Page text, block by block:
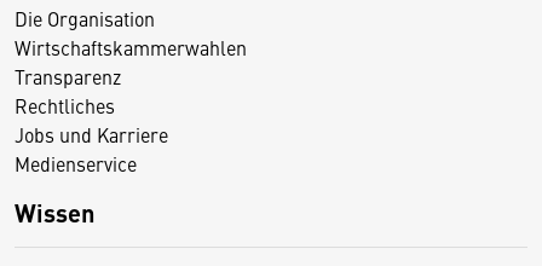
Die Organisation
Wirtschaftskammerwahlen
Transparenz
Rechtliches
Jobs und Karriere
Medienservice
Wissen